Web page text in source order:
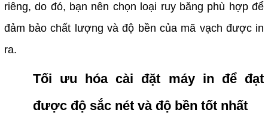
riêng, do đó, bạn nên chọn loại ruy băng phù hợp để
đảm bảo chất lượng và độ bền của mã vạch được in
ra.
Tối ưu hóa cài đặt máy in để đạt
được độ sắc nét và độ bền tốt nhất